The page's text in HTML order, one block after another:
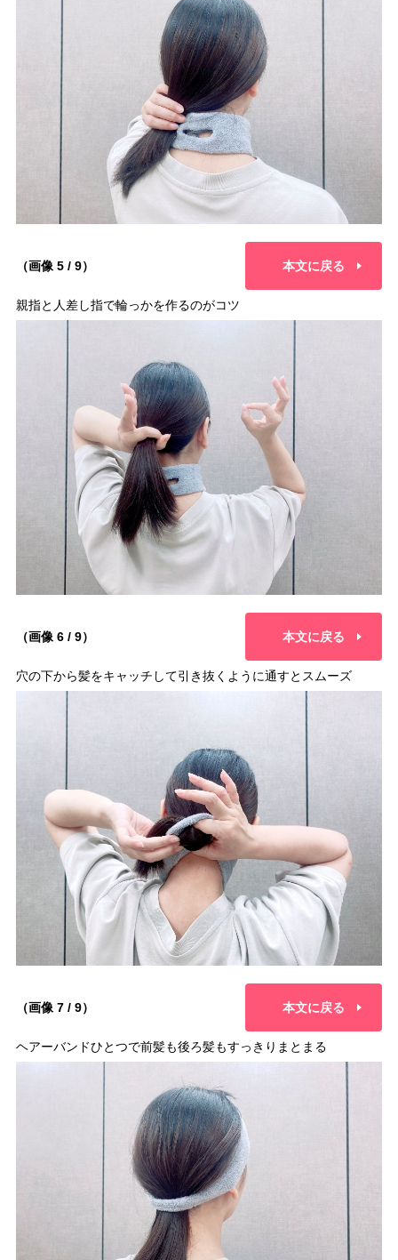
（画像 5 / 9） 本文に戻る
親指と人差し指で輪っかを作るのがコツ
（画像 6 / 9） 本文に戻る
穴の下から髪をキャッチして引き抜くように通すとスムーズ
（画像 7 / 9） 本文に戻る
ヘアーバンドひとつで前髪も後ろ髪もすっきりまとまる